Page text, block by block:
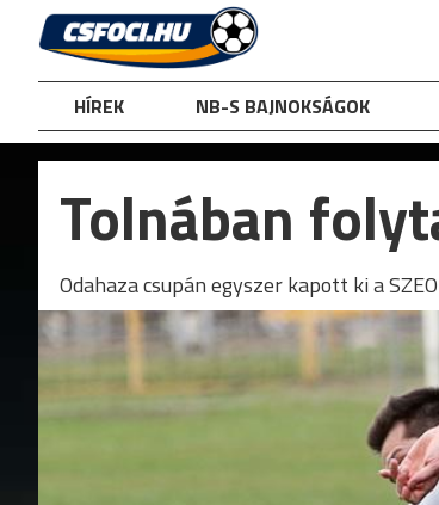
content
HÍREK NB-S BAJNOKSÁGOK
Tolnában
Odahaza csupán egyszer kapott ki a